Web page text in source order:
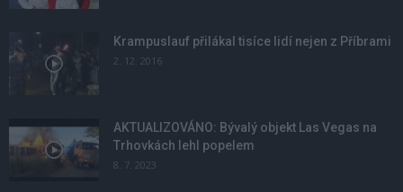
Krampuslauf přilákal tisíce lidí nejen z Příbrami
2. 12. 2016
AKTUALIZOVÁNO: Bývalý objekt Las Vegas na
Trhovkách lehl popelem
8. 7. 2023